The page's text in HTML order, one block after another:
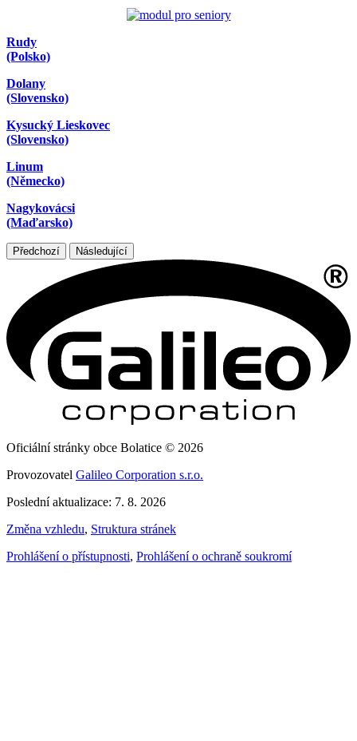
Rudy
(Polsko)
Dolany
(Slovensko)
Kysucký Lieskovec
(Slovensko)
Linum
(Německo)
Nagykovácsi
(Maďarsko)
Předchozí Následující
Oficiální stránky obce Bolatice © 2026
Provozovatel Galileo Corporation s.r.o.
Poslední aktualizace: 7. 8. 2026
Změna vzhledu, Struktura stránek
Prohlášení o přístupnosti, Prohlášení o ochraně soukromí